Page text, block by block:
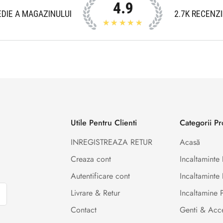
A MAGAZINULUI 4.9
★★★★★
2.7K
Utile Pentru Clienti
INREGISTREAZA RETUR
Creaza cont
Autentificare cont
Livrare & Retur
Contact
Categorii
Acasă
Incaltaminte
Incaltaminte
Incaltamine
Genti &